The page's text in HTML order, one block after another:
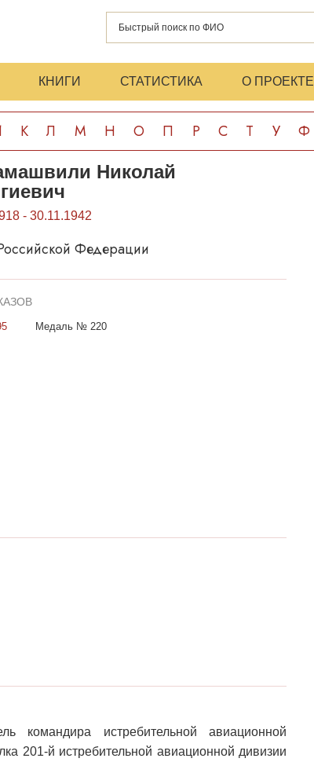
КНИГИ СТАТИСТИКА О ПРОЕКТЕ
К Л М Н О П Р С Т У Ф
Николай
- 30.11.1942
Федерации
Медаль № 220
командира истребительной авиационной
201-й истребительной авиационной дивизии